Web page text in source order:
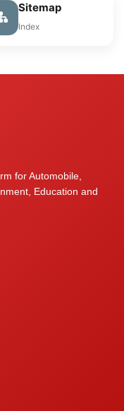
Sitemap
Index
for Automobile,
Education and